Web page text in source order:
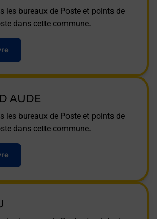
les bureaux de Poste et points de
dans cette commune.
AUDE
les bureaux de Poste et points de
dans cette commune.